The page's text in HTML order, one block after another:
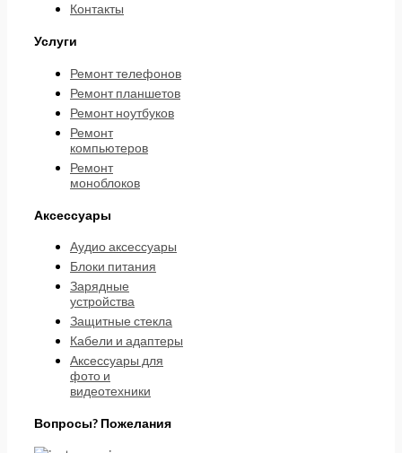
Контакты
Услуги
Ремонт телефонов
Ремонт планшетов
Ремонт ноутбуков
Ремонт
компьютеров
Ремонт
моноблоков
Аксессуары
Аудио аксессуары
Блоки питания
Зарядные
устройства
Защитные стекла
Кабели и адаптеры
Аксессуары для
фото и
видеотехники
Вопросы? Пожелания